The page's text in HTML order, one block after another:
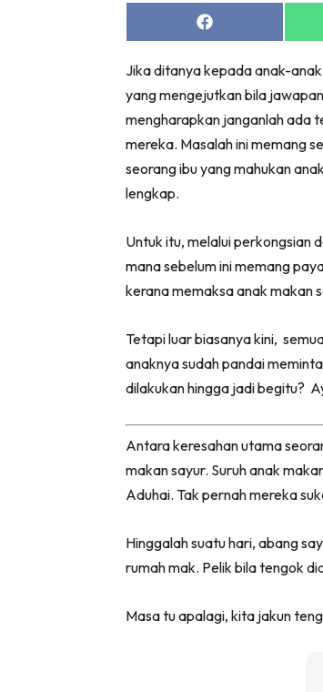
Share
on
Jika ditanya kepada anak-
yang mengejutkan bila
mengharapkan janganlah ada
mereka. Masalah ini memang
seorang ibu yang mahukan
lengkap.
Untuk itu, melalui perkongsian
mana sebelum ini memang
kerana memaksa anak makan
Tetapi luar biasanya kini,
anaknya sudah pandai
dilakukan hingga jadi begitu?
Antara keresahan utama
makan sayur. Suruh anak
Aduhai. Tak pernah mereka
Hinggalah suatu hari, abang
rumah mak. Pelik bila tengok
Masa tu apalagi, kita jakun